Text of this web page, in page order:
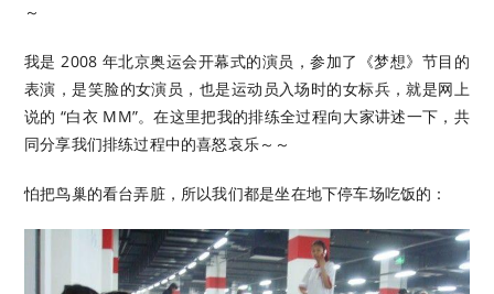
～
我是 2008 年北京奥运会开幕式的演员，参加了《梦想》节目的
表演，是笑脸的女演员，也是运动员入场时的女标兵，就是网上
说的 “白衣 MM”。在这里把我的排练全过程向大家讲述一下，共
同分享我们排练过程中的喜怒哀乐～～
怕把鸟巢的看台弄脏，所以我们都是坐在地下停车场吃饭的：